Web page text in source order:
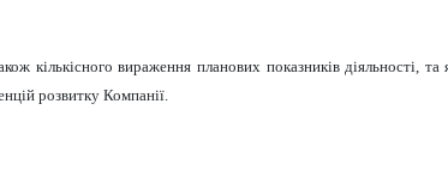
кількісного вираження планових показників діяльності,
розвитку Компанії.